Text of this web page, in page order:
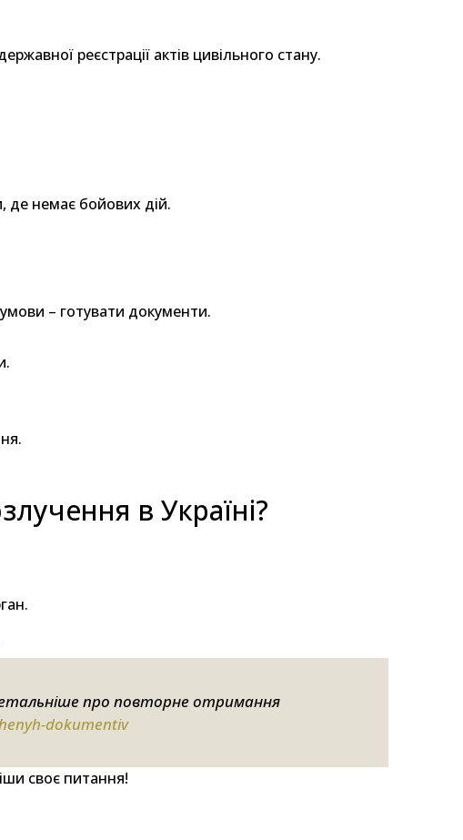
реєстрації актів цивільного стану.
де немає бойових дій.
– готувати документи.
в Україні?
про повторне отримання
dokumentiv
своє питання!